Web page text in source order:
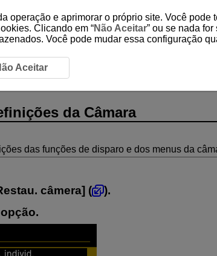
da Câmara
das funções de disparo e dos menus da
câmera] (
).
operação e aprimorar o próprio site. Você pode
Clicando em “Não Aceitar” ou se nada
Você pode mudar essa configuração
Aceitar